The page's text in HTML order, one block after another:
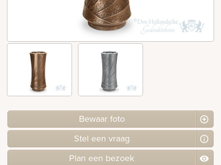
Bewaar foto
Stel een vraag
Plan een bezoek